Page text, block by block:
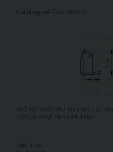
Katalogové číslo: 66912
NŮŽ ROTAVÁTORU 106 x 205 x 22 MM
LEVÝ VHODNÉ PRO MERITANO
Typ: levý